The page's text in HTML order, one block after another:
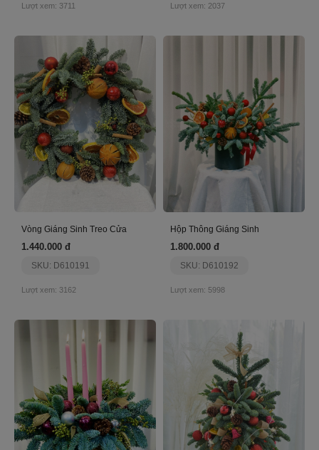
Lượt xem: 3711 Lượt xem: 2037
Vòng Giáng Sinh Treo Cửa
1.440.000 đ
SKU: D610191
Lượt xem: 3162
Hộp Thông Giáng Sinh
1.800.000 đ
SKU: D610192
Lượt xem: 5998